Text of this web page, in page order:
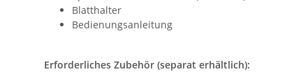
Blatthalter
Bedienungsanleitung
Erforderliches Zubehör (separat erhältlich):